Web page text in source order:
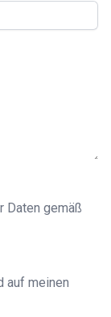
Daten gemäß
auf meinen